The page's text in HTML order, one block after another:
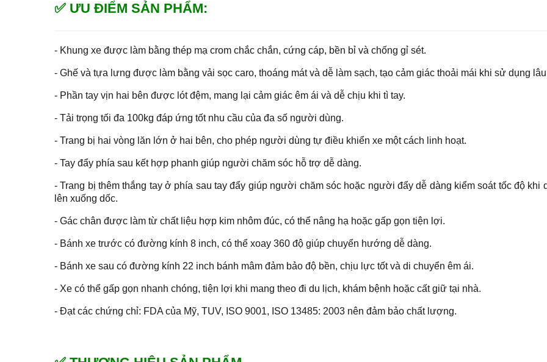
✅ ƯU ĐIỂM SẢN PHẨM:
- Khung xe được làm bằng thép mạ crom chắc chắn, cứng cáp, bền bỉ và chống gỉ sét.
- Ghế và tựa lưng được làm bằng vải sọc caro, thoáng mát và dễ làm sạch, tạo cảm giác thoải mái khi sử dụng
- Phần tay vịn hai bên được lót đệm, mang lại cảm giác êm ái và dễ chịu khi tì tay.
- Tải trọng tối đa 100kg đáp ứng tốt nhu cầu của đa số người dùng.
- Trang bị hai vòng lăn lớn ở hai bên, cho phép người dùng tự điều khiển xe một cách linh hoạt.
- Tay đẩy phía sau kết hợp phanh giúp người chăm sóc hỗ trợ dễ dàng.
- Trang bị thêm thắng tay ở phía sau tay đẩy giúp người chăm sóc hoặc người đẩy dễ dàng kiểm soát tốc độ khi
lên xuống dốc.
- Gác chân được làm từ chất liệu hợp kim nhôm đúc, có thể nâng hạ hoặc gấp gọn tiện lợi.
- Bánh xe trước có đường kính 8 inch, có thể xoay 360 độ giúp chuyển hướng dễ dàng.
- Bánh xe sau có đường kính 22 inch bánh mâm đảm bảo độ bền, chịu lực tốt và di chuyển êm ái.
- Xe có thể gấp gọn nhanh chóng, tiện lợi khi mang theo đi du lịch, khám bệnh hoặc cất giữ tại nhà.
- Đạt các chứng chỉ: FDA của Mỹ, TUV, ISO 9001, ISO 13485: 2003 nên đảm bảo chất lượng.